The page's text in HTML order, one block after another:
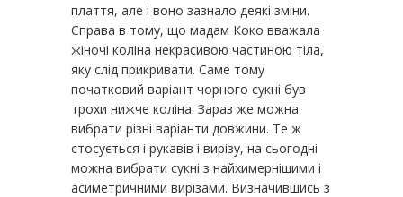
плаття, але і воно зазнало деякі зміни.
Справа в тому, що мадам Коко вважала
жіночі коліна некрасивою частиною тіла,
яку слід прикривати. Саме тому
початковий варіант чорного сукні був
трохи нижче коліна. Зараз же можна
вибрати різні варіанти довжини. Те ж
стосується і рукавів і вирізу, на сьогодні
можна вибрати сукні з найхимернішими і
асиметричними вирізами. Визначившись з